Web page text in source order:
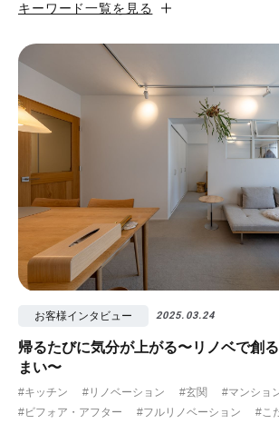
#小上がり #ホテルライク
#猫と暮らす
#土間 #ビフォア・アフター
#フルリノ
#無垢フローリング #視覚効果
#タイル #書斎
#リノベ先輩インタビュー #広みせ
キーワード一覧を見る
お客様インタビュー 2025.03.24
帰るたびに気分が上がる〜リノベで創
まい〜
#キッチン #リノベーション #玄関
#マンショ
#ビフォア・アフター
#フルリノベーション
#こ